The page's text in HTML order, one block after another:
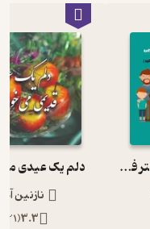
گزیده ای از سخنان دکتر فرهنگ هلاکویی دلم یک عیدی
نازنین
3.3
(
21